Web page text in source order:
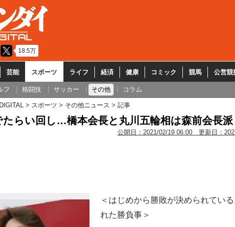
18.5万
芸能 スポーツ ライフ 経済 健康 コミック 競馬 公営競
フ 格闘技 サッカー その他 コラム
スポーツ その他ニュース 記事
たらい回し…橋本会長と丸川五輪相は森前会長派
公開日： 2021/02/19 06:00 更新日：
＜はじめから勝敗が決められてい
れた勝負事＞